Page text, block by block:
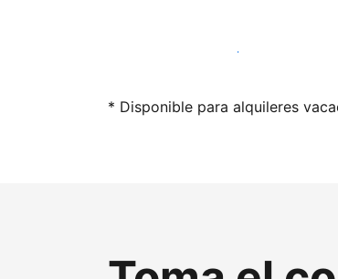
Alquila tu alojamiento hoy
* Disponible para alquileres